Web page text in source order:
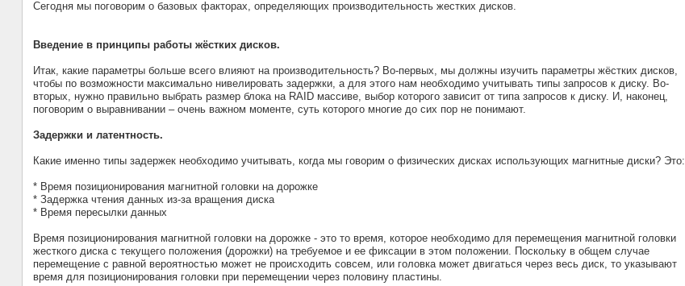
Сегодня мы поговорим о базовых факторах, определяющих производительность жестких дисков.
Введение в принципы работы жёстких дисков.
Итак, какие параметры больше всего влияют на производительность? Во-первых, мы должны изучить параметры жёстких дисков,
чтобы по возможности максимально нивелировать задержки, а для этого нам необходимо учитывать типы запросов к диску. Во-
вторых, нужно правильно выбрать размер блока на RAID массиве, выбор которого зависит от типа запросов к диску. И, наконец,
поговорим о выравнивании – очень важном моменте, суть которого многие до сих пор не понимают.
Задержки и латентность.
Какие именно типы задержек необходимо учитывать, когда мы говорим о физических дисках использующих магнитные диски? Это:
* Время позиционирования магнитной головки на дорожке
* Задержка чтения данных из-за вращения диска
* Время пересылки данных
Время позиционирования магнитной головки на дорожке - это то время, которое необходимо для перемещения магнитной головки
жесткого диска с текущего положения (дорожки) на требуемое и ее фиксации в этом положении. Поскольку в общем случае
перемещение с равной вероятностью может не происходить совсем, или головка может двигаться через весь диск, то указывают
время для позиционирования головки при перемещении через половину пластины.